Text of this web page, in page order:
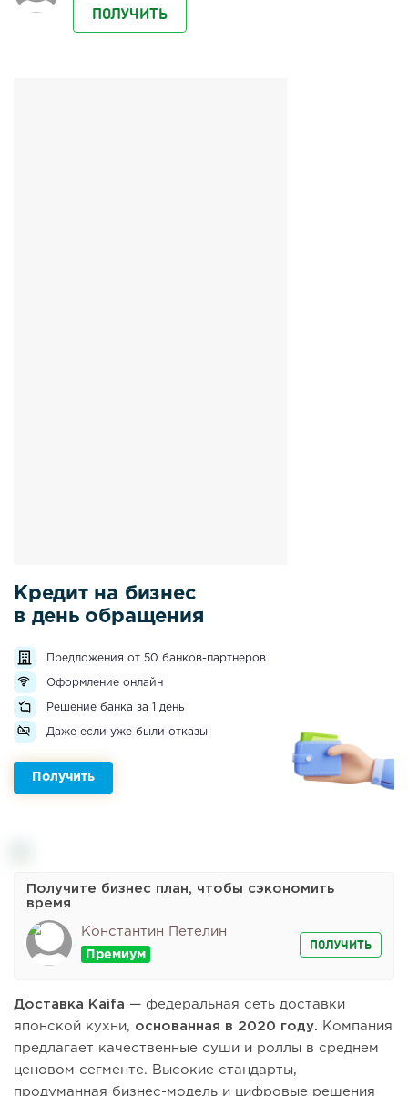
ПОЛУЧИТЬ
Кредит на бизнес
в день обращения
Предложения от 50 банков-партнеров
Оформление онлайн
Решение банка за 1 день
Даже если уже были отказы
Получить
Получите бизнес план, чтобы сэкономить
время
Константин Петелин
ПОЛУЧИТЬ
Доставка Kaifa — федеральная сеть доставки
японской кухни, основанная в 2020 году. Компания
предлагает качественные суши и роллы в среднем
ценовом сегменте. Высокие стандарты,
продуманная бизнес-модель и цифровые решения